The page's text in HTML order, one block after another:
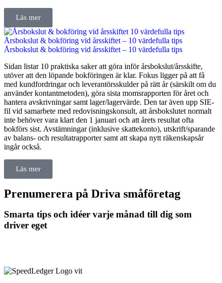
Läs mer
Årsbokslut & bokföring vid årsskiftet – 10 värdefulla tips
Årsbokslut & bokföring vid årsskiftet – 10 värdefulla tips
Sidan listar 10 praktiska saker att göra inför årsbokslut/årsskifte,
utöver att den löpande bokföringen är klar. Fokus ligger på att få
med kundfordringar och leverantörsskulder på rätt år (särskilt om du
använder kontantmetoden), göra sista momsrapporten för året och
hantera avskrivningar samt lager/lagervärde. Den tar även upp SIE-
fil vid samarbete med redovisningskonsult, att årsbokslutet normalt
inte behöver vara klart den 1 januari och att årets resultat ofta
bokförs sist. Avstämningar (inklusive skattekonto), utskrift/sparande
av balans- och resultatrapporter samt att skapa nytt räkenskapsår
ingår också.
Läs mer
Prenumerera på Driva småföretag
Smarta tips och idéer varje månad till dig som
driver eget